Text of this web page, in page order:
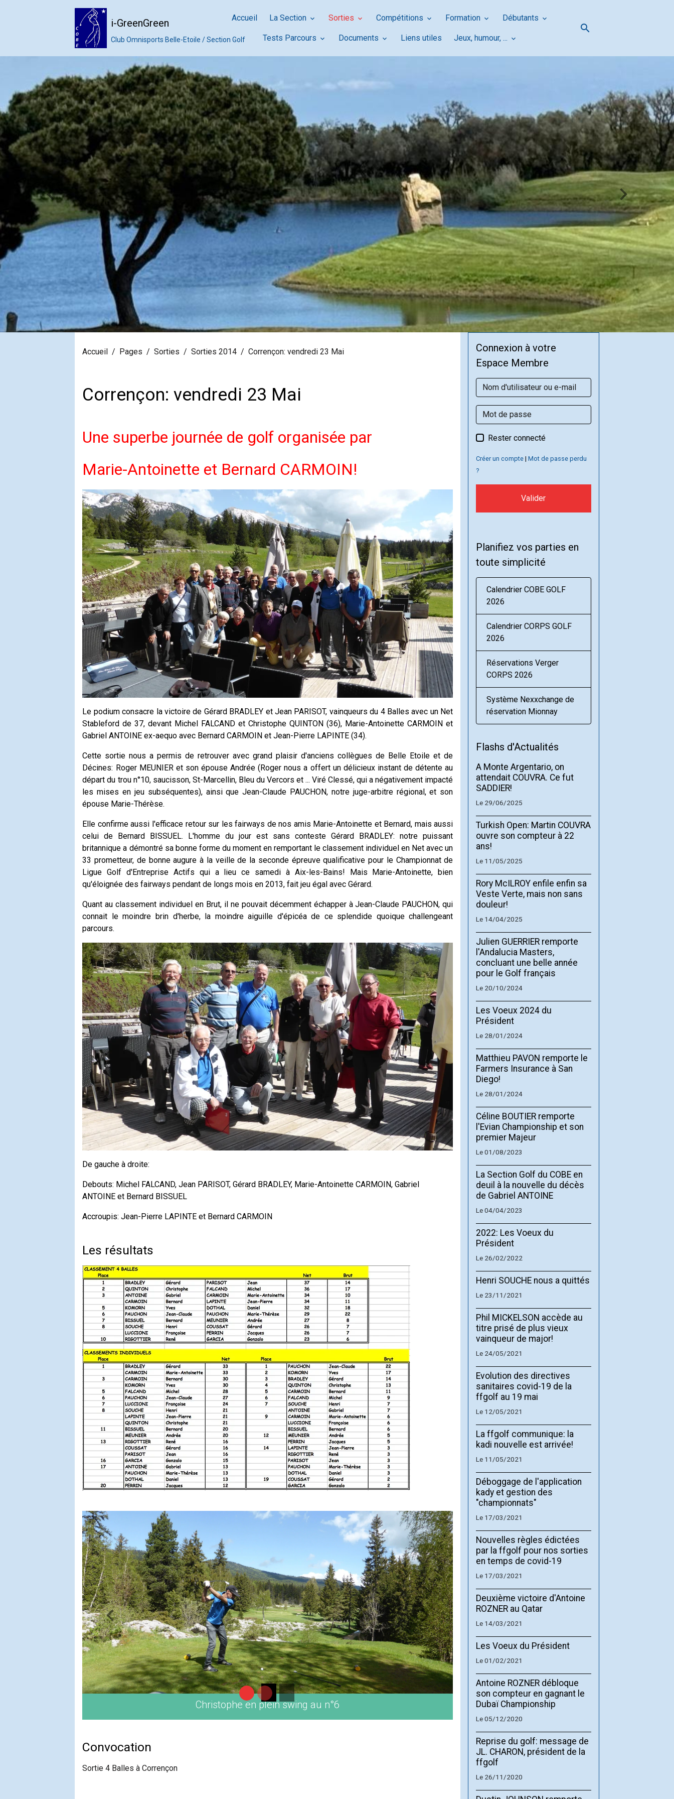
i-GreenGreen
Club Omnisports Belle-Etoile / Section Golf
Accueil La Section Sorties Compétitions Formation Débutants
Tests Parcours Documents Liens utiles Jeux, humour, ...
Accueil Pages Sorties Sorties 2014 Corrençon: vendredi 23 Mai
Corrençon: vendredi 23 Mai
Une superbe journée de golf organisée par
Marie-Antoinette et Bernard CARMOIN!
Le podium consacre la victoire de Gérard BRADLEY et Jean PARISOT, vainqueurs du 4 Balles avec un Net
Stableford de 37, devant Michel FALCAND et Christophe QUINTON (36), Marie-Antoinette CARMOIN et
Gabriel ANTOINE ex-aequo avec Bernard CARMOIN et Jean-Pierre LAPINTE (34).
Cette sortie nous a permis de retrouver avec grand plaisir d'anciens collègues de Belle Etoile et de
Décines: Roger MEUNIER et son épouse Andrée (Roger nous a offert un délicieux instant de détente au
départ du trou n°10, saucisson, St-Marcellin, Bleu du Vercors et ... Viré Clessé, qui a négativement impacté
les mises en jeu subséquentes), ainsi que Jean-Claude PAUCHON, notre juge-arbitre régional, et son
épouse Marie-Thérèse.
Elle confirme aussi l'efficace retour sur les fairways de nos amis Marie-Antoinette et Bernard, mais aussi
celui de Bernard BISSUEL. L'homme du jour est sans conteste Gérard BRADLEY: notre puissant
britannique a démontré sa bonne forme du moment en remportant le classement individuel en Net avec un
33 prometteur, de bonne augure à la veille de la seconde épreuve qualificative pour le Championnat de
Ligue Golf d'Entreprise Actifs qui a lieu ce samedi à Aix-les-Bains! Mais Marie-Antoinette, bien
qu'éloignée des fairways pendant de longs mois en 2013, fait jeu égal avec Gérard.
Quant au classement individuel en Brut, il ne pouvait décemment échapper à Jean-Claude PAUCHON, qui
connait le moindre brin d'herbe, la moindre aiguille d'épicéa de ce splendide quoique challengeant
parcours.
De gauche à droite:
Debouts: Michel FALCAND, Jean PARISOT, Gérard BRADLEY, Marie-Antoinette CARMOIN, Gabriel
ANTOINE et Bernard BISSUEL
Accroupis: Jean-Pierre LAPINTE et Bernard CARMOIN
Les résultats
Daniel Dothal
Convocation
Sortie 4 Balles à Corrençon
Connexion à votre
Espace Membre
Rester connecté
Créer un compte |Mot de passe perdu
?
Valider
Planifiez vos parties en
toute simplicité
Calendrier COBE GOLF
2026
Calendrier CORPS GOLF
2026
Réservations Verger
CORPS 2026
Système Nexxchange de
réservation Mionnay
Flashs d'Actualités
A Monte Argentario, on
attendait COUVRA. Ce fut
SADDIER!
Le 29/06/2025
Turkish Open: Martin COUVRA
ouvre son compteur à 22
ans!
Le 11/05/2025
Rory McILROY enfile enfin sa
Veste Verte, mais non sans
douleur!
Le 14/04/2025
Julien GUERRIER remporte
l'Andalucia Masters,
concluant une belle année
pour le Golf français
Le 20/10/2024
Les Voeux 2024 du
Président
Le 28/01/2024
Matthieu PAVON remporte le
Farmers Insurance à San
Diego!
Le 28/01/2024
Céline BOUTIER remporte
l'Evian Championship et son
premier Majeur
Le 01/08/2023
La Section Golf du COBE en
deuil à la nouvelle du décès
de Gabriel ANTOINE
Le 04/04/2023
2022: Les Voeux du
Président
Le 26/02/2022
Henri SOUCHE nous a quittés
Le 23/11/2021
Phil MICKELSON accède au
titre prisé de plus vieux
vainqueur de major!
Le 24/05/2021
Evolution des directives
sanitaires covid-19 de la
ffgolf au 19 mai
Le 12/05/2021
La ffgolf communique: la
kadi nouvelle est arrivée!
Le 11/05/2021
Déboggage de l'application
kady et gestion des
"championnats"
Le 17/03/2021
Nouvelles règles édictées
par la ffgolf pour nos sorties
en temps de covid-19
Le 17/03/2021
Deuxième victoire d'Antoine
ROZNER au Qatar
Le 14/03/2021
Les Voeux du Président
Le 01/02/2021
Antoine ROZNER débloque
son compteur en gagnant le
Dubaï Championship
Le 05/12/2020
Reprise du golf: message de
JL. CHARON, président de la
ffgolf
Le 26/11/2020